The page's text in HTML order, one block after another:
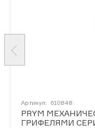
Артикул: 610848
PRYM
ГРИФЕЛЯМИ